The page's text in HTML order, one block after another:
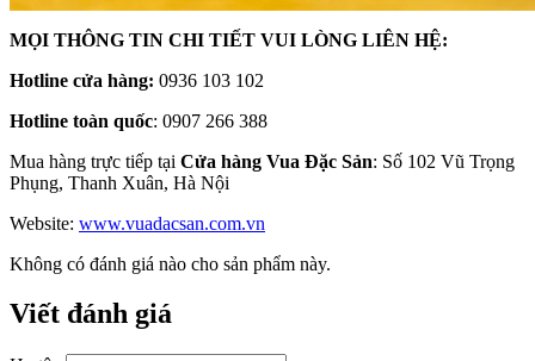
MỌI THÔNG TIN CHI TIẾT VUI LÒNG LIÊN HỆ:
Hotline cửa hàng: 0936 103 102
Hotline toàn quốc: 0907 266 388
Mua hàng trực tiếp tại Cửa hàng Vua Đặc Sản: Số 102 Vũ Trọng
Phụng, Thanh Xuân, Hà Nội
Website: www.vuadacsan.com.vn
Không có đánh giá nào cho sản phẩm này.
Viết đánh giá